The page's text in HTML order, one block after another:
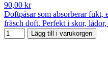
90,00 kr
Doftpåsar som absorberar fukt,
fräsch doft. Perfekt i skor,
Lägg till i varukorgen